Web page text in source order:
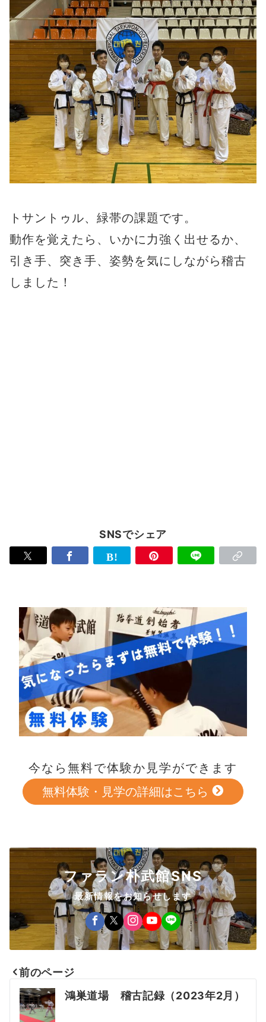
トサントゥル、緑帯の課題です。
動作を覚えたら、いかに力強く出せるか、
引き手、突き手、姿勢を気にしながら稽古
しました！
SNSでシェア
今なら無料で体験か見学ができます
無料体験・見学の詳細はこちら
ファラン朴武館SNS
最新情報をお知らせします
投
稿
前のページ
鴻巣道場 稽古記録（2023年2月）